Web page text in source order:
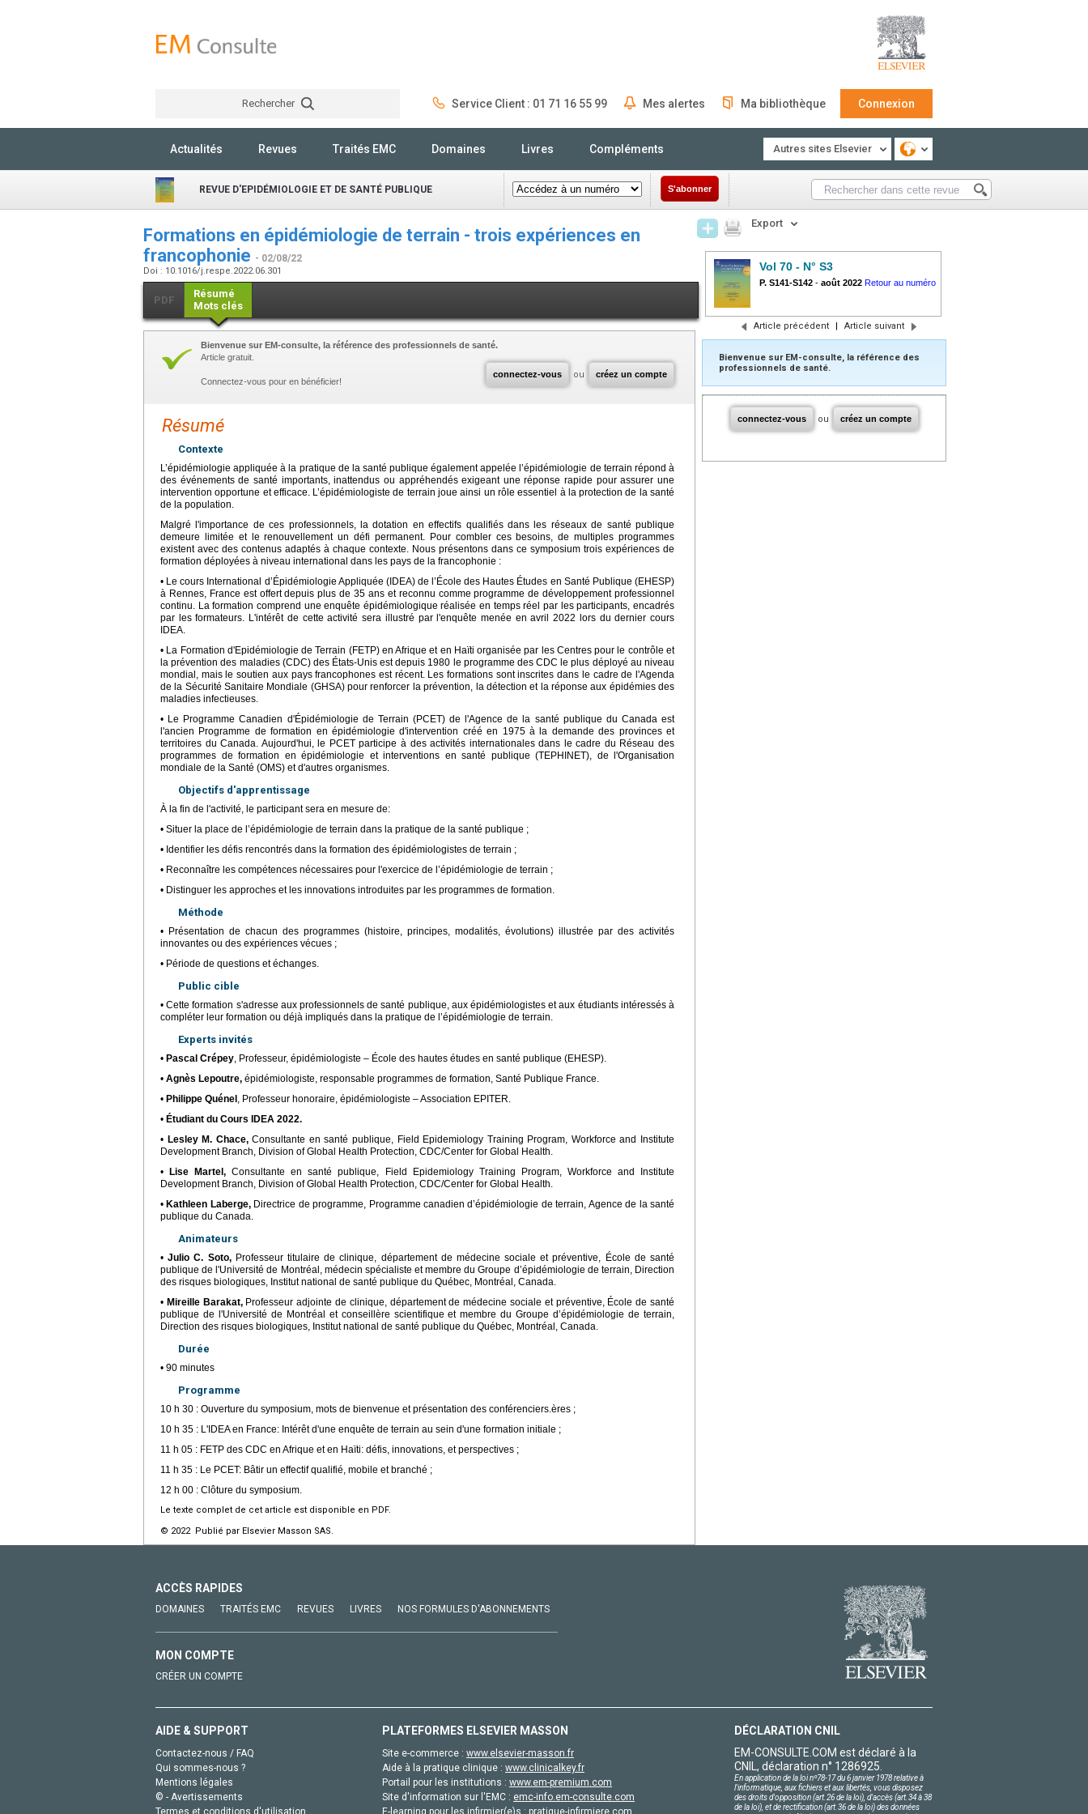
Rechercher Service Client : 01 71 16 55 99 Mes alertes Ma bibliothèque Connexion
Actualités Revues Traités EMC Domaines Livres Compléments Autres sites Elsevier
REVUE D'EPIDÉMIOLOGIE ET DE SANTÉ PUBLIQUE S'abonner
Formations en épidémiologie de terrain - trois expériences en
francophonie - 02/08/22
Doi : 10.1016/j.respe.2022.06.301
PDF
Résumé
Mots clés
connectez-vous ou créez un compte
Bienvenue sur EM-consulte, la référence des professionnels de santé.
Article gratuit.
Connectez-vous pour en bénéficier!
Résumé
Contexte
L’épidémiologie appliquée à la pratique de la santé publique également appelée l’épidémiologie de terrain répond à
des événements de santé importants, inattendus ou appréhendés exigeant une réponse rapide pour assurer une
intervention opportune et efficace. L’épidémiologiste de terrain joue ainsi un rôle essentiel à la protection de la santé
de la population.
Malgré l'importance de ces professionnels, la dotation en effectifs qualifiés dans les réseaux de santé publique
demeure limitée et le renouvellement un défi permanent. Pour combler ces besoins, de multiples programmes
existent avec des contenus adaptés à chaque contexte. Nous présentons dans ce symposium trois expériences de
formation déployées à niveau international dans les pays de la francophonie :
• Le cours International d’Épidémiologie Appliquée (IDEA) de l’École des Hautes Études en Santé Publique (EHESP)
à Rennes, France est offert depuis plus de 35 ans et reconnu comme programme de développement professionnel
continu. La formation comprend une enquête épidémiologique réalisée en temps réel par les participants, encadrés
par les formateurs. L'intérêt de cette activité sera illustré par l'enquête menée en avril 2022 lors du dernier cours
IDEA.
• La Formation d'Epidémiologie de Terrain (FETP) en Afrique et en Haïti organisée par les Centres pour le contrôle et
la prévention des maladies (CDC) des États-Unis est depuis 1980 le programme des CDC le plus déployé au niveau
mondial, mais le soutien aux pays francophones est récent. Les formations sont inscrites dans le cadre de l'Agenda
de la Sécurité Sanitaire Mondiale (GHSA) pour renforcer la prévention, la détection et la réponse aux épidémies des
maladies infectieuses.
• Le Programme Canadien d'Épidémiologie de Terrain (PCET) de l'Agence de la santé publique du Canada est
l'ancien Programme de formation en épidémiologie d'intervention créé en 1975 à la demande des provinces et
territoires du Canada. Aujourd'hui, le PCET participe à des activités internationales dans le cadre du Réseau des
programmes de formation en épidémiologie et interventions en santé publique (TEPHINET), de l'Organisation
mondiale de la Santé (OMS) et d'autres organismes.
Objectifs d'apprentissage
À la fin de l'activité, le participant sera en mesure de:
• Situer la place de l’épidémiologie de terrain dans la pratique de la santé publique ;
• Identifier les défis rencontrés dans la formation des épidémiologistes de terrain ;
• Reconnaître les compétences nécessaires pour l'exercice de l’épidémiologie de terrain ;
• Distinguer les approches et les innovations introduites par les programmes de formation.
Méthode
• Présentation de chacun des programmes (histoire, principes, modalités, évolutions) illustrée par des activités
innovantes ou des expériences vécues ;
• Période de questions et échanges.
Public cible
• Cette formation s'adresse aux professionnels de santé publique, aux épidémiologistes et aux étudiants intéressés à
compléter leur formation ou déjà impliqués dans la pratique de l’épidémiologie de terrain.
Experts invités
• Pascal Crépey, Professeur, épidémiologiste – École des hautes études en santé publique (EHESP).
• Agnès Lepoutre, épidémiologiste, responsable programmes de formation, Santé Publique France.
• Philippe Quénel , Professeur honoraire, épidémiologiste – Association EPITER.
• Étudiant du Cours IDEA 2022.
• Lesley M. Chace,Consultante en santé publique, Field Epidemiology Training Program, Workforce and Institute
Development Branch, Division of Global Health Protection, CDC/Center for Global Health.
•
Lise Martel, Consultante en santé publique, Field Epidemiology Training Program, Workforce and Institute
Development Branch, Division of Global Health Protection, CDC/Center for Global Health.
• Kathleen Laberge,Directrice de programme, Programme canadien d’épidémiologie de terrain, Agence de la santé
publique du Canada.
Animateurs
•Julio C. Soto,Professeur titulaire de clinique, département de médecine sociale et préventive, École de santé
publique de l'Université de Montréal, médecin spécialiste et membre du Groupe d’épidémiologie de terrain, Direction
des risques biologiques, Institut national de santé publique du Québec, Montréal, Canada.
• Mireille Barakat,Professeur adjointe de clinique, département de médecine sociale et préventive, École de santé
publique de l'Université de Montréal et conseillère scientifique et membre du Groupe d’épidémiologie de terrain,
Direction des risques biologiques, Institut national de santé publique du Québec, Montréal, Canada.
Durée
• 90 minutes
Programme
10 h 30 : Ouverture du symposium, mots de bienvenue et présentation des conférenciers.ères ;
10 h 35 : L'IDEA en France: Intérêt d'une enquête de terrain au sein d'une formation initiale ;
11 h 05 : FETP des CDC en Afrique et en Haïti: défis, innovations, et perspectives ;
11 h 35 : Le PCET: Bâtir un effectif qualifié, mobile et branché ;
12 h 00 : Clôture du symposium.
Le texte complet de cet article est disponible en PDF.
© 2022 Publié par Elsevier Masson SAS.
Export
Vol 70 - N° S3
P. S141-S142 - août 2022 Retour au numéro
Article précédent | Article suivant
Bienvenue sur EM-consulte, la référence des
professionnels de santé.
connectez-vous ou créez un compte
ACCÈS RAPIDES
DOMAINES TRAITÉS EMC REVUES LIVRES NOS FORMULES D'ABONNEMENTS
MON COMPTE
CRÉER UN COMPTE
AIDE & SUPPORT
Contactez-nous / FAQ
Qui sommes-nous ?
Mentions légales
© - Avertissements
Termes et conditions d'utilisation
PLATEFORMES ELSEVIER MASSON
Site e-commerce : www.elsevier-masson.fr
Aide à la pratique clinique : www.clinicalkey.fr
Portail pour les institutions : www.em-premium.com
Site d'information sur l'EMC : emc-info.em-consulte.com
E-learning pour les infirmier(e)s : pratique-infirmiere.com
DÉCLARATION CNIL
EM-CONSULTE.COM est déclaré à la
CNIL, déclaration n° 1286925.
En application de la loi nº78-17 du 6 janvier 1978 relative à
l'informatique, aux fichiers et aux libertés, vous disposez
des droits d'opposition (art.26 de la loi), d'accès (art.34 à 38
de la loi), et de rectification (art.36 de la loi) des données